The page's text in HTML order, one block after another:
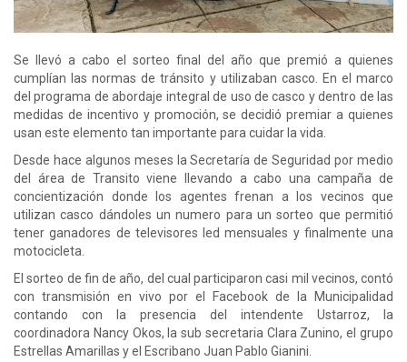
Se llevó a cabo el sorteo final del año que premió a quienes
cumplían las normas de tránsito y utilizaban casco. En el marco
del programa de abordaje integral de uso de casco y dentro de las
medidas de incentivo y promoción, se decidió premiar a quienes
usan este elemento tan importante para cuidar la vida.
Desde hace algunos meses la Secretaría de Seguridad por medio
del área de Transito viene llevando a cabo una campaña de
concientización donde los agentes frenan a los vecinos que
utilizan casco dándoles un numero para un sorteo que permitió
tener ganadores de televisores led mensuales y finalmente una
motocicleta.
El sorteo de fin de año, del cual participaron casi mil vecinos, contó
con transmisión en vivo por el Facebook de la Municipalidad
contando con la presencia del intendente Ustarroz, la
coordinadora Nancy Okos, la sub secretaria Clara Zunino, el grupo
Estrellas Amarillas y el Escribano Juan Pablo Gianini.